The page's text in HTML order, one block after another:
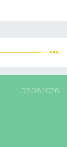
07.08.2026